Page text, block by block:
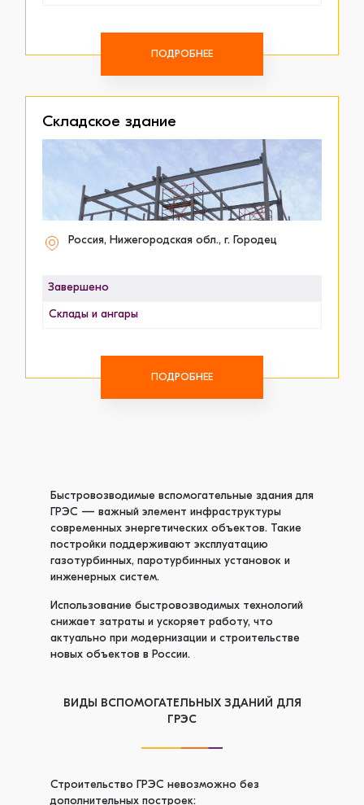
ПОДРОБНЕЕ
Складское здание
Россия, Нижегородская обл., г. Городец
Завершено
Склады и ангары
ПОДРОБНЕЕ
Быстровозводимые вспомогательные здания для
ГРЭС — важный элемент инфраструктуры
современных энергетических объектов. Такие
постройки поддерживают эксплуатацию
газотурбинных, паротурбинных установок и
инженерных систем.
Использование быстровозводимых технологий
снижает затраты и ускоряет работу, что
актуально при модернизации и строительстве
новых объектов в России.
ВИДЫ ВСПОМОГАТЕЛЬНЫХ ЗДАНИЙ ДЛЯ
ГРЭС
Строительство ГРЭС невозможно без
дополнительных построек: